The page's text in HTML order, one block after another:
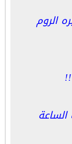
الروم
الساعة